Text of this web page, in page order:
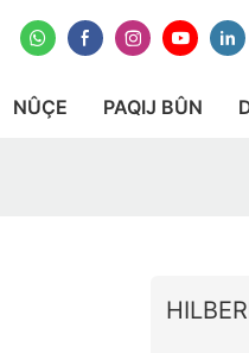
NÛÇE PAQIJ BÛN